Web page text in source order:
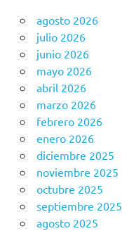
agosto 2026
julio 2026
junio 2026
mayo 2026
abril 2026
marzo 2026
febrero 2026
enero 2026
diciembre 2025
noviembre 2025
octubre 2025
septiembre 2025
agosto 2025